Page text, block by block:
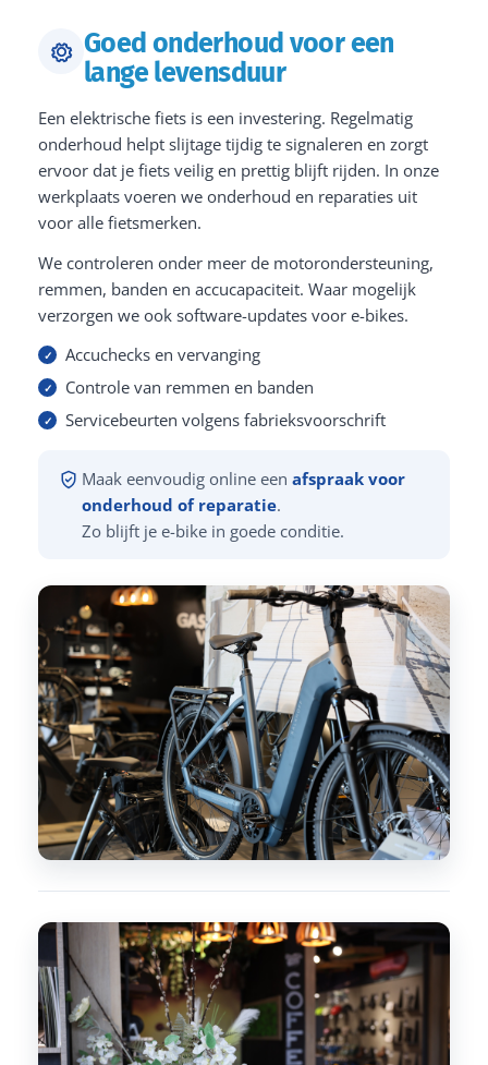
Goed onderhoud voor een
lange levensduur
Een elektrische fiets is een investering. Regelmatig
onderhoud helpt slijtage tijdig te signaleren en zorgt
ervoor dat je fiets veilig en prettig blijft rijden. In onze
werkplaats voeren we onderhoud en reparaties uit
voor alle fietsmerken.
We controleren onder meer de motorondersteuning,
remmen, banden en accucapaciteit. Waar mogelijk
verzorgen we ook software-updates voor e-bikes.
Accuchecks en vervanging
Controle van remmen en banden
Servicebeurten volgens fabrieksvoorschrift
Maak eenvoudig online een afspraak voor
onderhoud of reparatie.
Zo blijft je e-bike in goede conditie.